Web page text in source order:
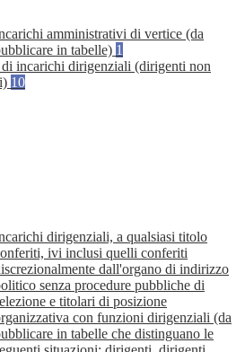
amministrativi di vertice (da
in tabelle) 1
incarichi dirigenziali (dirigenti non
10
dirigenziali, a qualsiasi titolo
ivi inclusi quelli conferiti
dall'organo di indirizzo
senza procedure pubbliche di
e titolari di posizione
con funzioni dirigenziali (da
in tabelle che distinguano le